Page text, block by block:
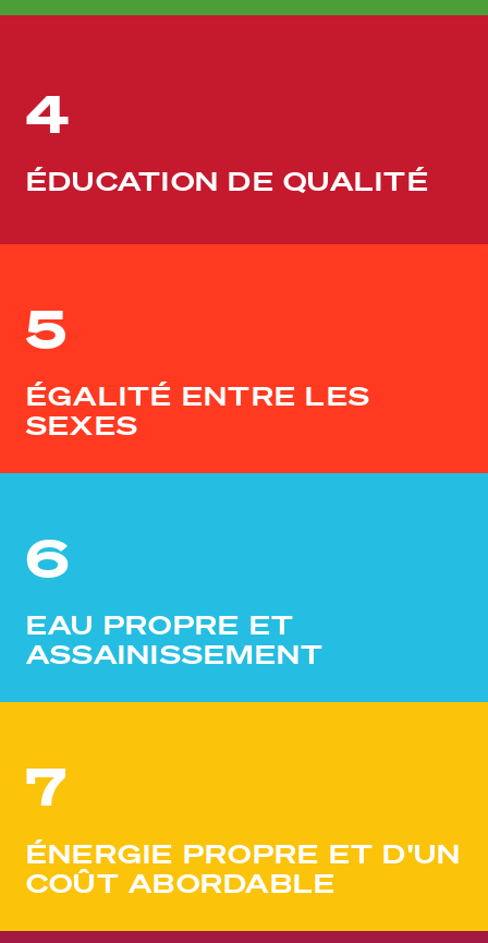
4
ÉDUCATION DE QUALITÉ
5
ÉGALITÉ ENTRE LES
SEXES
6
EAU PROPRE ET
ASSAINISSEMENT
7
ÉNERGIE PROPRE ET D'UN
COÛT ABORDABLE